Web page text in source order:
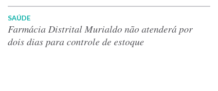
SAÚDE
Farmácia Distrital Murialdo não atenderá por
dois dias para controle de estoque